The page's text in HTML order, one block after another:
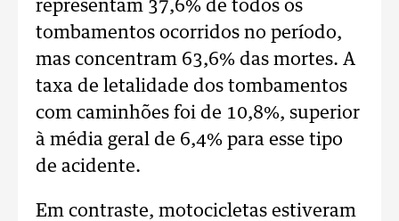
representam 37,6% de todos os
tombamentos ocorridos no período,
mas concentram 63,6% das mortes. A
taxa de letalidade dos tombamentos
com caminhões foi de 10,8%, superior
à média geral de 6,4% para esse tipo
de acidente.
Em contraste, motocicletas estiveram